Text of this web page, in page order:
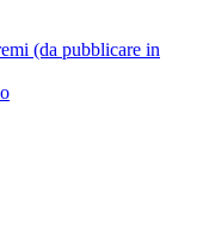
(da pubblicare in